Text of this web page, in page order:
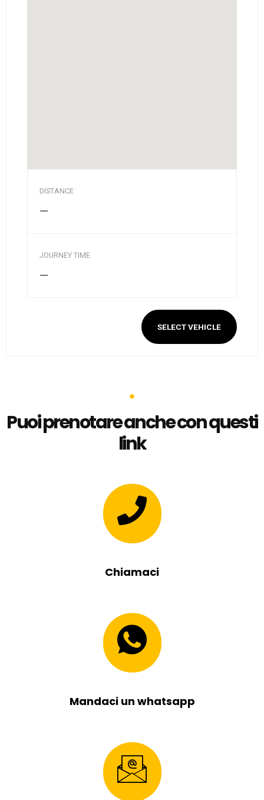
DISTANCE
—
JOURNEY TIME
—
SELECT VEHICLE
Puoi prenotare anche con questi
link
Chiamaci
Mandaci un whatsapp